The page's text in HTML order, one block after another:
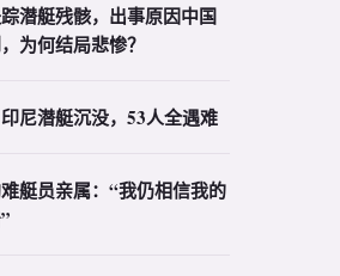
潜艇残骸，出事原因中国
为何结局悲惨？
尼潜艇沉没，53人全遇难
艇员亲属：“我仍相信我的